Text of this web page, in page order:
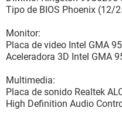
Tipo de BIOS Phoenix (12/
Monitor:
Placa de video Intel GMA
Aceleradora 3D Intel GMA
Multimedia:
Placa de sonido Realtek
High Definition Audio